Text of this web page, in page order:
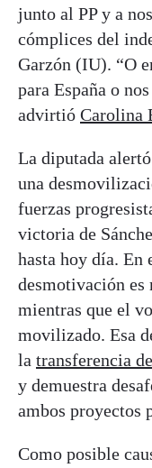
junto al PP y a
cómplices del
Garzón (IU). “O
para España o
advirtió Carolina
La diputada
una
fuerzas
victoria de
hasta hoy día. En
desmotivación es
mientras que el
movilizado. Esa
la transferencia
y demuestra
ambos proyectos
Como posible